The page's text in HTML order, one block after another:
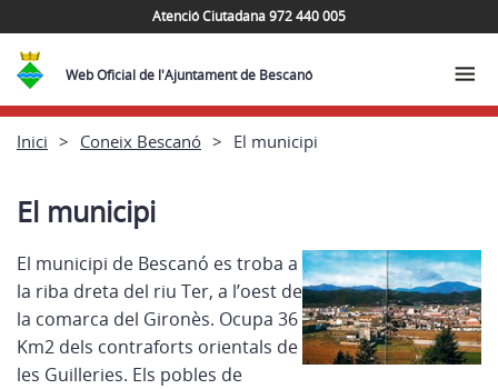
Atenció Ciutadana 972 440 005
Web Oficial de l'Ajuntament de Bescanó
Inici Coneix Bescanó El municipi
El municipi
El municipi de Bescanó es troba a
la riba dreta del riu Ter, a l’oest de
la comarca del Gironès. Ocupa 36
Km2 dels contraforts orientals de
les Guilleries. Els pobles de